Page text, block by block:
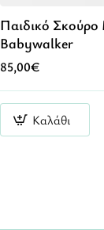
Παιδικό
Babywalker
85,00€
Καλάθι